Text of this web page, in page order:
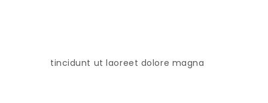
tincidunt ut laoreet dolore magna